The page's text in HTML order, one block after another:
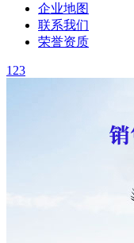
企业地图
联系我们
荣誉资质
1 23